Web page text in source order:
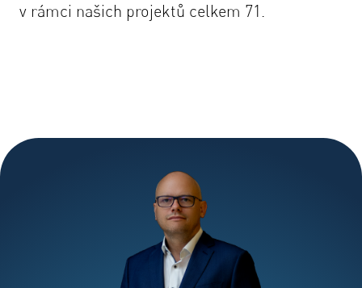
v rámci našich projektů celkem 71.